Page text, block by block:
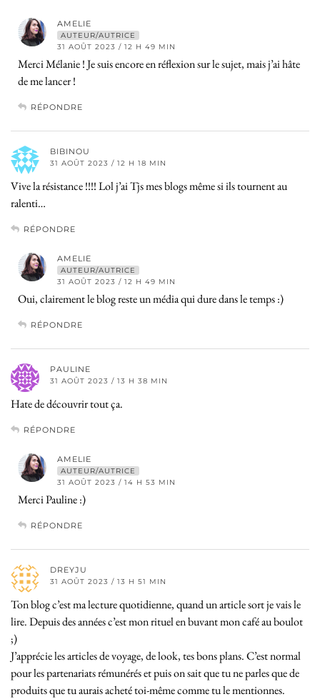
AMELIE
AUTEUR/AUTRICE
31 AOÛT 2023 / 12 H 49 MIN
Merci Mélanie ! Je suis encore en réflexion sur le sujet, mais j’ai hâte
de me lancer !
RÉPONDRE
BIBINOU
31 AOÛT 2023 / 12 H 18 MIN
Vive la résistance !!!! Lol j’ai Tjs mes blogs même si ils tournent au
ralenti…
RÉPONDRE
AMELIE
AUTEUR/AUTRICE
31 AOÛT 2023 / 12 H 49 MIN
Oui, clairement le blog reste un média qui dure dans le temps :)
RÉPONDRE
PAULINE
31 AOÛT 2023 / 13 H 38 MIN
Hate de découvrir tout ça.
RÉPONDRE
AMELIE
AUTEUR/AUTRICE
31 AOÛT 2023 / 14 H 53 MIN
Merci Pauline :)
RÉPONDRE
DREYJU
31 AOÛT 2023 / 13 H 51 MIN
Ton blog c’est ma lecture quotidienne, quand un article sort je vais le
lire. Depuis des années c’est mon rituel en buvant mon café au boulot
;)
J’apprécie les articles de voyage, de look, tes bons plans. C’est normal
pour les partenariats rémunérés et puis on sait que tu ne parles que de
produits que tu aurais acheté toi-même comme tu le mentionnes.